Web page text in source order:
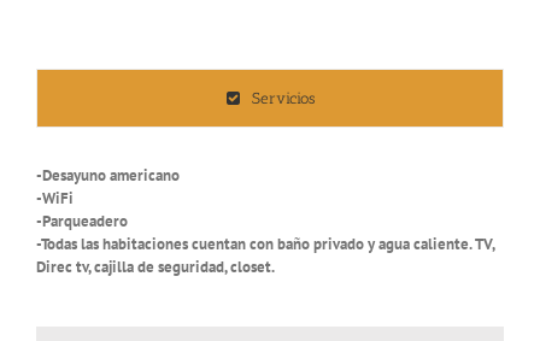
Servicios
-Desayuno americano
-WiFi
-Parqueadero
-Todas las habitaciones cuentan con baño privado y agua caliente. TV,
Direc tv, cajilla de seguridad, closet.